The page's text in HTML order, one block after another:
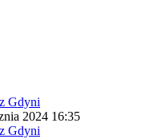
2024 16:35